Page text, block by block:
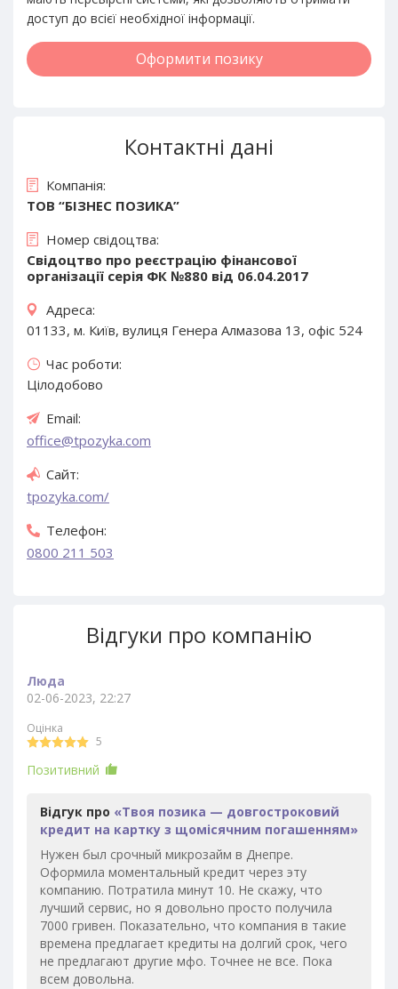
доступ до всієї необхідної інформації.
Оформити позику
Контактні дані
Компанія:
ТОВ “БІЗНЕС ПОЗИКА”
Номер свідоцтва:
Свідоцтво про реєстрацію фінансової
організації серія ФК №880 від 06.04.2017
Адреса:
01133, м. Київ, вулиця Генера Алмазова 13, офіс 524
Час роботи:
Цілодобово
Email:
office@tpozyka.com
Сайт:
tpozyka.com/
Телефон:
0800 211 503
Відгуки про компанію
Люда
02-06-2023, 22:27
Оцінка
5
Позитивний
Відгук про «Твоя позика — довгостроковий
кредит на картку з щомісячним погашенням»
Нужен был срочный микрозайм в Днепре.
Оформила моментальный кредит через эту
компанию. Потратила минут 10. Не скажу, что
лучший сервис, но я довольно просто получила
7000 гривен. Показательно, что компания в такие
времена предлагает кредиты на долгий срок, чего
не предлагают другие мфо. Точнее не все. Пока
всем довольна.